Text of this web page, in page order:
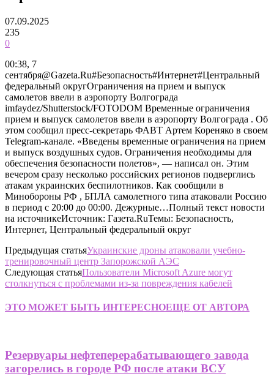
07.09.2025
235
0
00:38, 7
сентября@Gazeta.Ru#Безопасность#Интернет#Центральный
федеральный округОграничения на прием и выпуск
самолетов ввели в аэропорту Волгограда
imfaydez/Shutterstock/FOTODOM Временные ограничения
прием и выпуск самолетов ввели в аэропорту Волгограда . Об
этом сообщил пресс-секретарь ФАВТ Артем Кореняко в своем
Telegram-канале. «Введены временные ограничения на прием
и выпуск воздушных судов. Ограничения необходимы для
обеспечения безопасности полетов», — написал он. Этим
вечером сразу несколько российских регионов подверглись
атакам украинских беспилотников. Как сообщили в
Минобороны РФ , БПЛА самолетного типа атаковали Россию
в период с 20:00 до 00:00. Дежурные…Полный текст новости
на источникеИсточник: Газета.RuТемы: Безопасность,
Интернет, Центральный федеральный округ
Предыдущая статьяУкраинские дроны атаковали учебно-
тренировочный центр Запорожской АЭС
Следующая статьяПользователи Microsoft Azure могут
столкнуться с проблемами из-за повреждения кабелей
ЭТО МОЖЕТ БЫТЬ ИНТЕРЕСНОЕЩЕ ОТ АВТОРА
Резервуары нефтеперерабатывающего завода
загорелись в городе РФ после атаки ВСУ